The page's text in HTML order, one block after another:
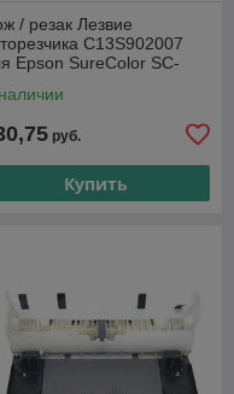
/ резак Лезвие
C13S902007
Epson SureColor SC-
руб.
Купить